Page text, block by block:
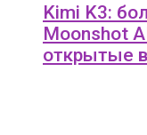
Kimi K3:
Moonshot
открытые